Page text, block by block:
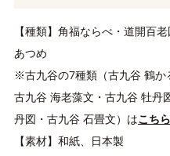
【種類】角福ならべ・道開百
あつめ
※古九谷の7種類（古九谷 鶴か
古九谷 海老藻文・古九谷 牡丹
丹図・古九谷 石畳文）はこち
【素材】和紙、日本製